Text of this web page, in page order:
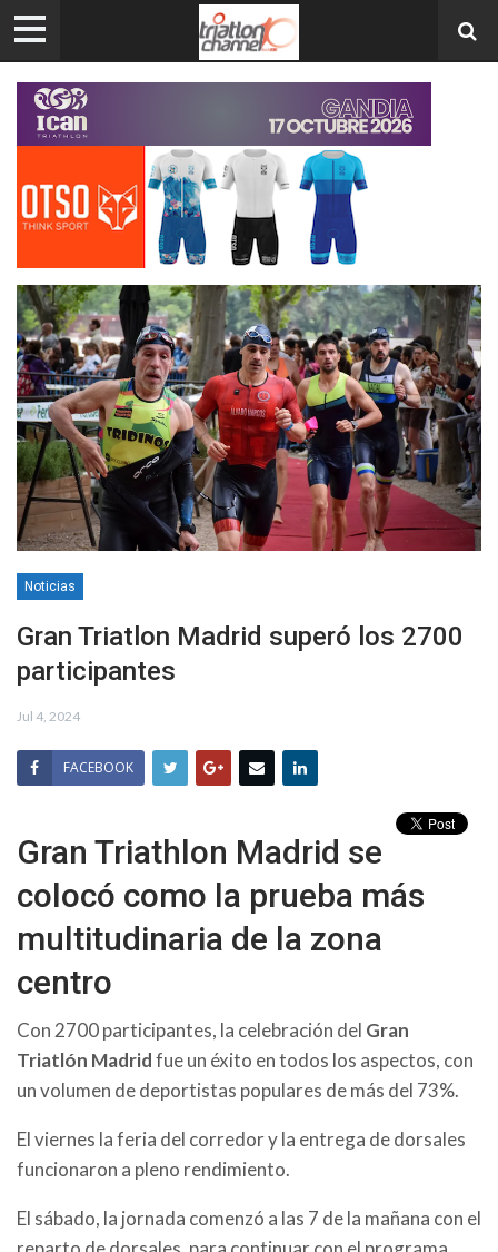
Noticias
Gran Triatlon Madrid superó los 2700
participantes
Jul 4, 2024
FACEBOOK
Gran Triathlon Madrid se
colocó como la prueba más
multitudinaria de la zona
centro
Con 2700 participantes, la celebración del Gran
Triatlón Madridfue un éxito en todos los aspectos, con
un volumen de deportistas populares de más del 73%.
El viernes la feria del corredor y la entrega de dorsales
funcionaron a pleno rendimiento.
El sábado, la jornada comenzó a las 7 de la mañana con el